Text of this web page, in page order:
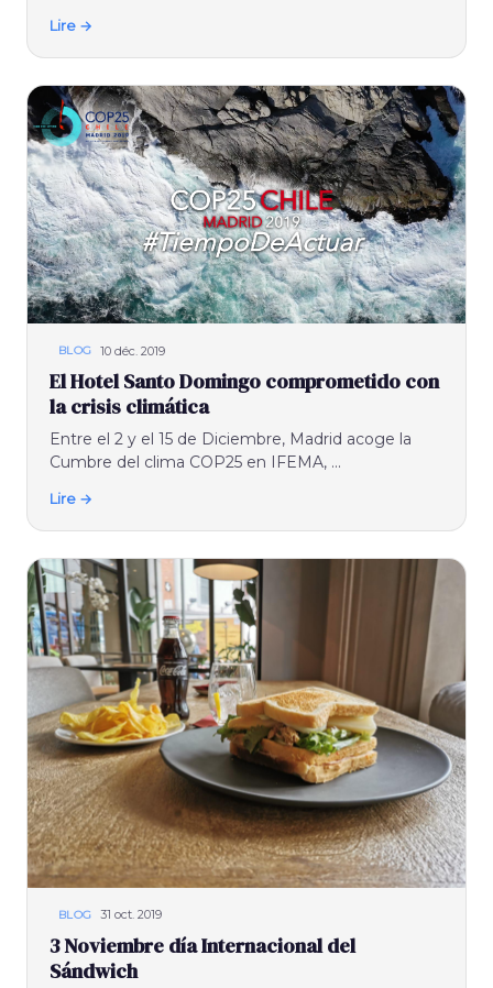
Lire →
BLOG 10 déc. 2019
El Hotel Santo Domingo comprometido con
la crisis climática
Entre el 2 y el 15 de Diciembre, Madrid acoge la
Cumbre del clima COP25 en IFEMA, ...
Lire →
BLOG 31 oct. 2019
3 Noviembre día Internacional del
Sándwich